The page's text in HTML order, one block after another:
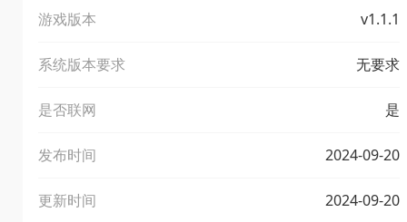
游戏版本 v1.1.1
系统版本要求 无要求
是否联网 是
发布时间 2024-09-20
更新时间 2024-09-20